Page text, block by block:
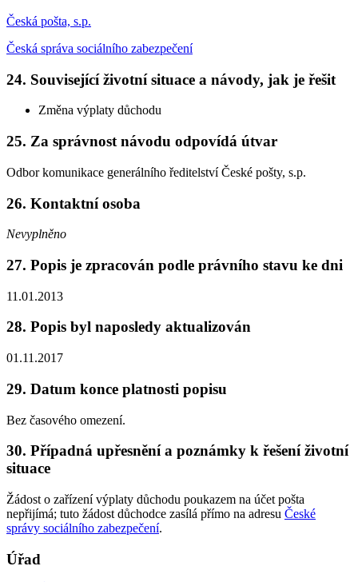
Česká pošta, s.p.
Česká správa sociálního zabezpečení
24. Související životní situace a návody, jak je řešit
Změna výplaty důchodu
25. Za správnost návodu odpovídá útvar
Odbor komunikace generálního ředitelství České pošty, s.p.
26. Kontaktní osoba
Nevyplněno
27. Popis je zpracován podle právního stavu ke dni
11.01.2013
28. Popis byl naposledy aktualizován
01.11.2017
29. Datum konce platnosti popisu
Bez časového omezení.
30. Případná upřesnění a poznámky k řešení životní
situace
Žádost o zařízení výplaty důchodu poukazem na účet pošta
nepřijímá; tuto žádost důchodce zasílá přímo na adresu České
správy sociálního zabezpečení.
Úřad